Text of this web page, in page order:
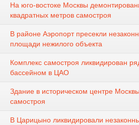
На юго-востоке Москвы
квадратных метров самостроя
В районе Аэропорт пресекли
площади нежилого объекта
Комплекс самостроя ликвидирован
бассейном в ЦАО
Здание в историческом центре
самостроя
В Царицыно ликвидировали